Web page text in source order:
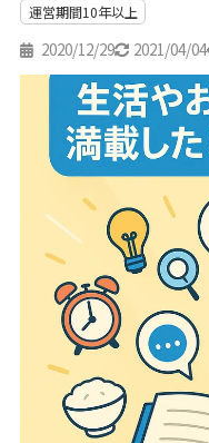
運営期間10年以上
2020/12/29 2021/04/04